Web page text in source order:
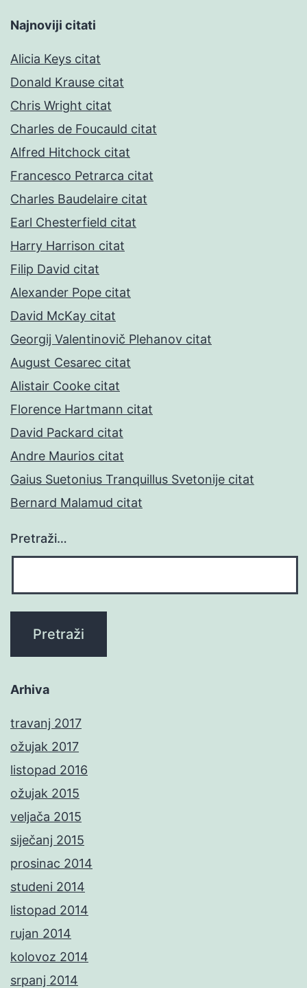
Najnoviji citati
Alicia Keys citat
Donald Krause citat
Chris Wright citat
Charles de Foucauld citat
Alfred Hitchock citat
Francesco Petrarca citat
Charles Baudelaire citat
Earl Chesterfield citat
Harry Harrison citat
Filip David citat
Alexander Pope citat
David McKay citat
Georgij Valentinovič Plehanov citat
August Cesarec citat
Alistair Cooke citat
Florence Hartmann citat
David Packard citat
Andre Maurios citat
Gaius Suetonius Tranquillus Svetonije citat
Bernard Malamud citat
Pretraži…
Arhiva
travanj 2017
ožujak 2017
listopad 2016
ožujak 2015
veljača 2015
siječanj 2015
prosinac 2014
studeni 2014
listopad 2014
rujan 2014
kolovoz 2014
srpanj 2014